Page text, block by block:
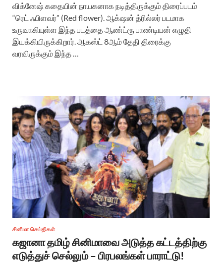
விக்னேஷ் கதையின் நாயகனாக நடித்திருக்கும் திரைப்படம்
“ரெட் ஃபிளவர்” (Red flower). ஆக்‌ஷன் த்ரில்லர் படமாக
உருவாகியுள்ள இந்த படத்தை ஆண்ட்ரூ பாண்டியன் எழுதி
இயக்கியிருக்கிறார். ஆகஸ்ட் 8ஆம் தேதி திரைக்கு
வரவிருக்கும் இந்த …
சினிமா செய்திகள்
கஜானா தமிழ் சினிமாவை அடுத்த கட்டத்திற்கு
எடுத்துச் செல்லும் – பிரபலங்கள் பாராட்டு!